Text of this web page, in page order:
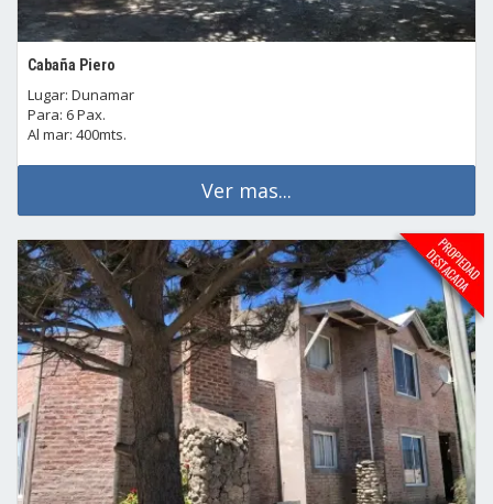
Cabaña Piero
Lugar: Dunamar
Para: 6 Pax.
Al mar: 400mts.
Ver mas...